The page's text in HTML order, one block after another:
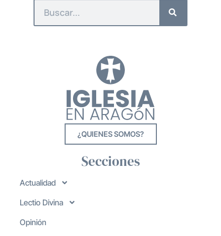
¿QUIENES SOMOS?
Secciones
Actualidad
Lectio Divina
Opinión